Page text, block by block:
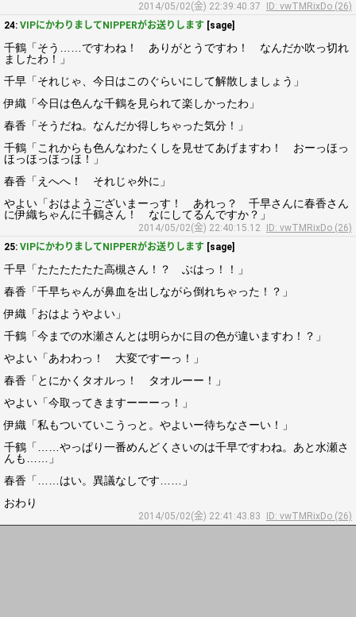
2014/05/02(金) 22:39:40.37
ID: vwTMRixDo (26)
24: VIPにかわりましてNIPPERがお送りします [sage]
千鶴「そう……ですわね！ ありがとうですわ！ なんだか吹っ切れ
ましたわ！」
千早「それじゃ、今日はこのぐらいにして解散しましょう」
伊織「今日は色んな千鶴を見られて楽しかったわ」
春香「そうだね。なんだか得しちゃった気分！」
千鶴「これからも色んなわたくしを見せてあげますわ！ おーっほっ
ほっほっほっほ！」
春香「えへへ！ それじゃ外に」
やよい「おはようございまーっす！ あれっ？ 千早さんに春香さん
に伊織ちゃんに千鶴さん！ なにしてるんですか？」
2014/05/02(金) 22:40:15.12
ID: vwTMRixDo (26)
25: VIPにかわりましてNIPPERがお送りします [sage]
千早「たたたたたた高槻さん！？ ぶはっ！！」
春香「千早ちゃんが鼻血を出しながら倒れちゃった！？」
伊織「おはようやよい」
千鶴「今までの水瀬さんとは明らかに目の色が違いますわ！？」
やよい「あわわっ！ 大変ですーっ！」
春香「とにかくタオルっ！ タオルーー！」
やよい「今取ってきますーーーっ！」
伊織「私もついていこうっと。やよいー待ちなさーい！」
千鶴「……やっぱり一番めんどくさいのは千早ですわね。あと水瀬さ
んも……」
春香「……はい。異議なしです……」
おわり
2014/05/02(金) 22:41:43.83 ID: vwTMRixDo (26)